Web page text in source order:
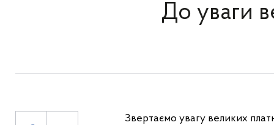
До уваги
Звертаємо увагу великих